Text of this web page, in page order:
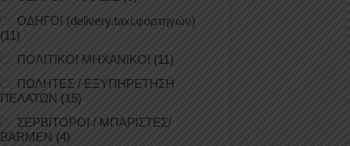
ΟΔΗΓΟΙ (delivery,taxi,φορτηγών)
(11)
ΠΟΛΙΤΙΚΟΙ ΜΗΧΑΝΙΚΟΙ (11)
ΠΩΛΗΤΕΣ / ΕΞΥΠΗΡΕΤΗΣΗ
ΠΕΛΑΤΩΝ (15)
ΣΕΡΒΙΤΟΡΟΙ / ΜΠΑΡΙΣΤΕΣ/
BARMEN (4)